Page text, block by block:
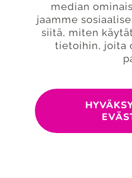
median
jaamme
siitä, miten
tietoihin, joita
"Meillä ei ole
että niitä on.
ja että pääsen
Sykkiikö sinunkin